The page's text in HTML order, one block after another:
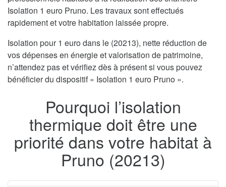
Isolation 1 euro Pruno. Les travaux sont effectués
rapidement et votre habitation laissée propre.
Isolation pour 1 euro dans le (20213), nette réduction de
vos dépenses en énergie et valorisation de patrimoine,
n’attendez pas et vérifiez dès à présent si vous pouvez
bénéficier du dispositif « Isolation 1 euro Pruno ».
Pourquoi l’isolation
thermique doit être une
priorité dans votre habitat à
Pruno (20213)